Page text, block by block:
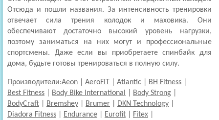
Отсюда и пошли названия. За интенсивность тренировки
отвечает сила трения колодок и маховика. Они
обеспечивают достаточно высокий уровень нагрузки,
поэтому заниматься на них могут и профессиональные
спортсмены. Даже если вы приобретаете спинбайк для
дома, будьте готовы тренироваться в полную силу.
Производители:Aeon AeroFIT Atlantic BH Fitness
Best Fitness
Body Bike International Body Strong
BodyCraft
Bremshey Brumer DKN Technology
Diadora Fitness
Endurance Eurofit Fitex